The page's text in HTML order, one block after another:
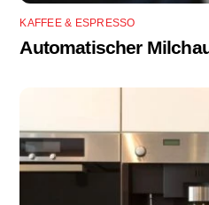
KAFFEE & ESPRESSO
Automatischer